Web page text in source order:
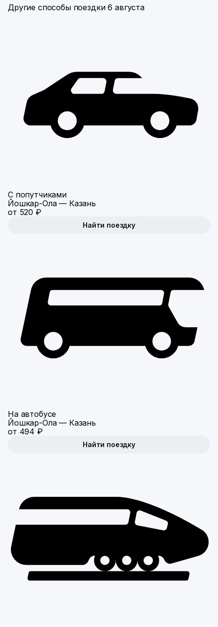
Другие способы поездки 6 августа
С попутчиками
Йошкар-Ола — Казань
от 520 ₽
Найти поездку
На автобусе
Йошкар-Ола — Казань
от 494 ₽
Найти поездку